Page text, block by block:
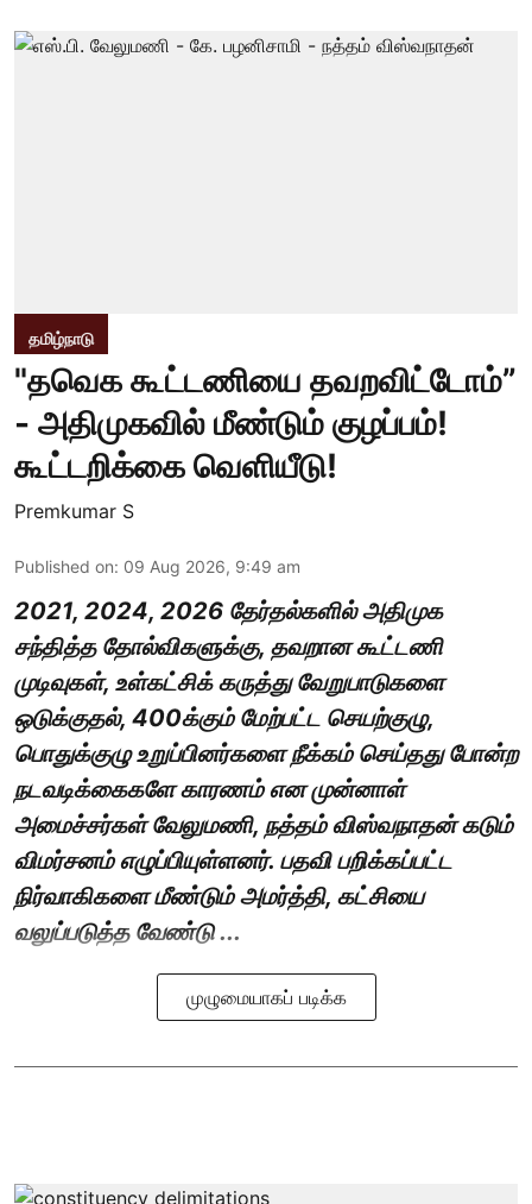
தமிழ்நாடு
"தவெக கூட்டணியை தவறவிட்டோம்”
- அதிமுகவில் மீண்டும் குழப்பம்!
கூட்டறிக்கை வெளியீடு!
Premkumar S
Published on: 09 Aug 2026, 9:49 am
2021, 2024, 2026 தேர்தல்களில் அதிமுக
சந்தித்த தோல்விகளுக்கு, தவறான கூட்டணி
முடிவுகள், உள்கட்சிக் கருத்து வேறுபாடுகளை
ஒடுக்குதல், 400க்கும் மேற்பட்ட செயற்குழு,
பொதுக்குழு உறுப்பினர்களை நீக்கம் செய்தது போன்ற
நடவடிக்கைகளே காரணம் என முன்னாள்
அமைச்சர்கள் வேலுமணி, நத்தம் விஸ்வநாதன் கடும்
விமர்சனம் எழுப்பியுள்ளனர். பதவி பறிக்கப்பட்ட
நிர்வாகிகளை மீண்டும் அமர்த்தி, கட்சியை
வலுப்படுத்த வேண்டு ...
முழுமையாகப் படிக்க